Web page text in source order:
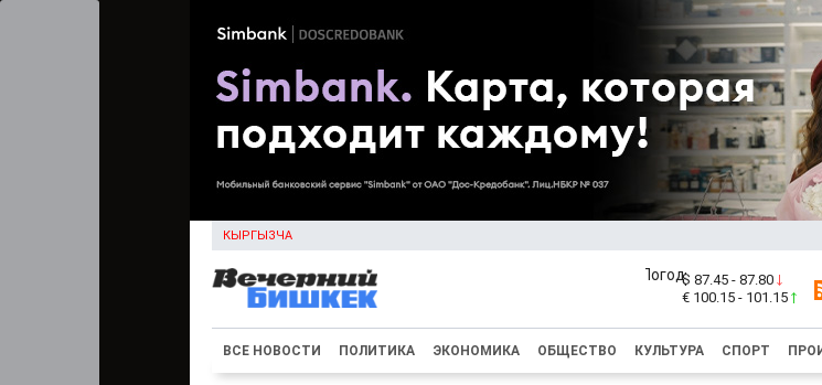
КЫРГЫЗЧА
$ 87.45 - 87.80
€ 100.15 - 101.15
ВСЕ НОВОСТИ ПОЛИТИКА ЭКОНОМИКА ОБЩЕСТВО КУЛЬТУРА СПОРТ